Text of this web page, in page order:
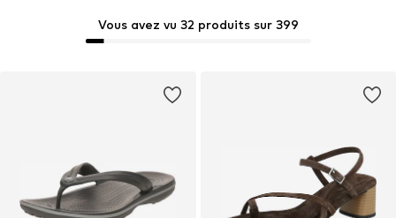
Vous avez vu 32 produits sur 399